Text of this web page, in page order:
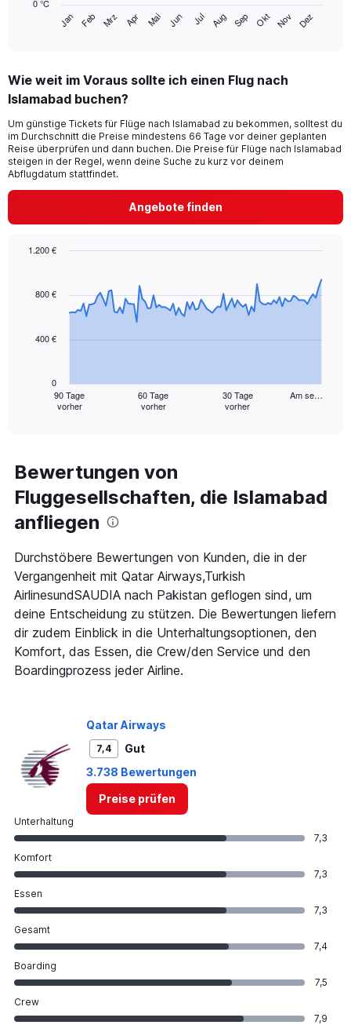
has
categories.
Range:
categories.
The
chart
has
1
values.
Jan Feb Mrz Apr Mai Jun Jul Aug Sep Okt Nov Dez
0 °C
Wie weit im Voraus sollte ich einen Flug nach
Islamabad buchen?
Um günstige Tickets für Flüge nach Islamabad zu bekommen, solltest du
im Durchschnitt die Preise mindestens 66 Tage vor deiner geplanten
Reise überprüfen und dann buchen. Die Preise für Flüge nach Islamabad
steigen in der Regel, wenn deine Suche zu kurz vor deinem
Abflugdatum stattfindet.
Angebote finden
Range:
91
categories.
The
chart
1
Y
axis
displaying
values.
Range:
0
to
1200.
90 Tage
vorher
60 Tage
vorher
30 Tage
vorher
Am se…
0
400 €
800 €
1.200 €
Bewertungen von
Fluggesellschaften, die Islamabad
anfliegen
Durchstöbere Bewertungen von Kunden, die in der
Vergangenheit mit Qatar Airways,Turkish
AirlinesundSAUDIA nach Pakistan geflogen sind, um
deine Entscheidung zu stützen. Die Bewertungen liefern
dir zudem Einblick in die Unterhaltungsoptionen, den
Komfort, das Essen, die Crew/den Service und den
Boardingprozess jeder Airline.
Qatar Airways
7,4
Gut
3.738 Bewertungen
Preise prüfen
Unterhaltung
7,3
Komfort
7,3
Essen
7,3
Gesamt
7,4
Boarding
7,5
Crew
7,9